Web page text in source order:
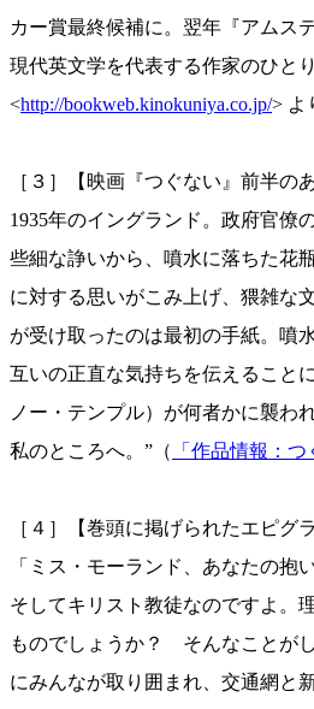
カー賞最終候補に。翌年『アムス
現代英文学を代表する作家のひと
<http://bookweb.kinokuniya.co.jp/> よ
［３］【映画『つぐない』前半の
1935年のイングランド。政府官僚
些細な諍いから、噴水に落ちた花
に対する思いがこみ上げ、猥雑な
が受け取ったのは最初の手紙。噴
互いの正直な気持ちを伝えること
ノー・テンプル）が何者かに襲わ
私のところへ。”（
「作品情報：つ
［４］【巻頭に掲げられたエピグ
「ミス・モーランド、あなたの
そしてキリスト教徒なのですよ。
ものでしょうか？ そんなことが
にみんなが取り囲まれ、交通網と